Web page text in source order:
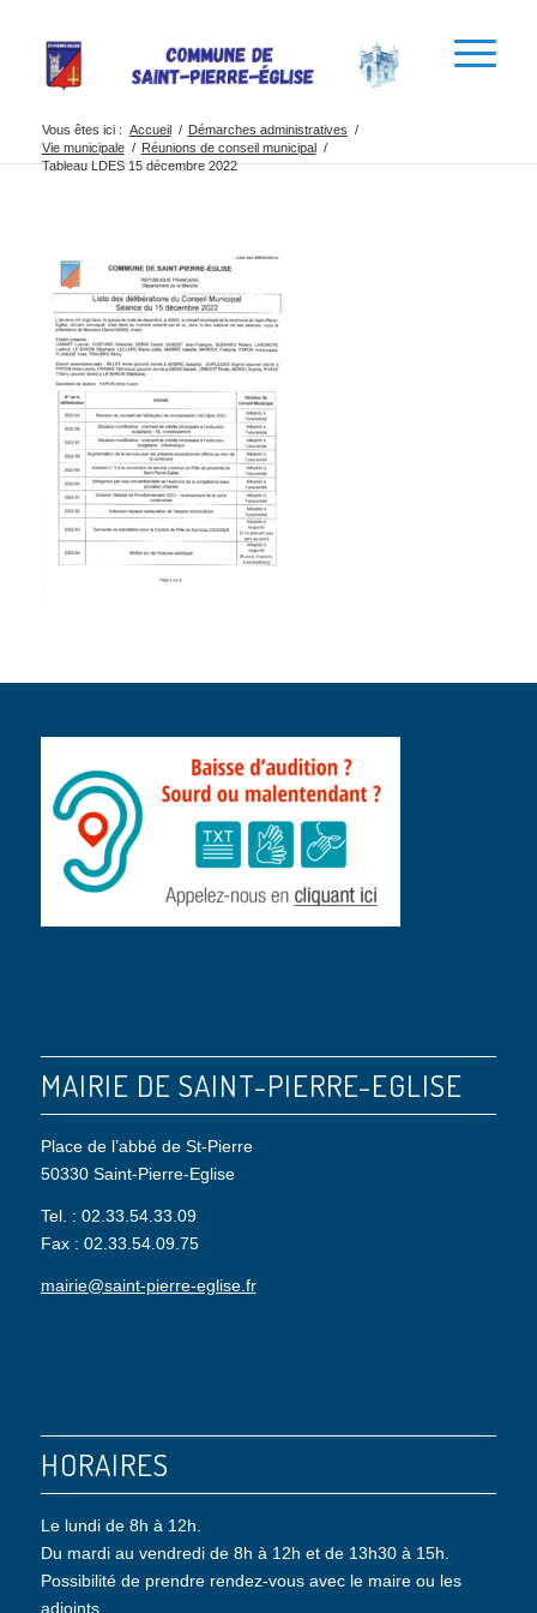
Vous êtes ici : Accueil / Démarches administratives /
Vie municipale / Réunions de conseil municipal /
Tableau LDES 15 décembre 2022
MAIRIE DE SAINT-PIERRE-EGLISE
Place de l’abbé de St-Pierre
50330 Saint-Pierre-Eglise
Tel. : 02.33.54.33.09
Fax : 02.33.54.09.75
mairie@saint-pierre-eglise.fr
HORAIRES
Le lundi de 8h à 12h.
Du mardi au vendredi de 8h à 12h et de 13h30 à 15h.
Possibilité de prendre rendez-vous avec le maire ou les
adjoints.